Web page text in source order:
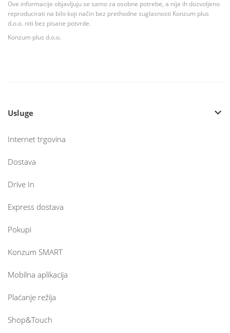
Ove informacije objavljuju se samo za osobne potrebe, a nije ih dozvoljeno
reproducirati na bilo koji način bez prethodne suglasnosti Konzum plus
d.o.o. niti bez pisane potvrde.
Konzum plus d.o.o.
Usluge
Internet trgovina
Dostava
Drive In
Express dostava
Pokupi
Konzum SMART
Mobilna aplikacija
Plaćanje režija
Shop&Touch